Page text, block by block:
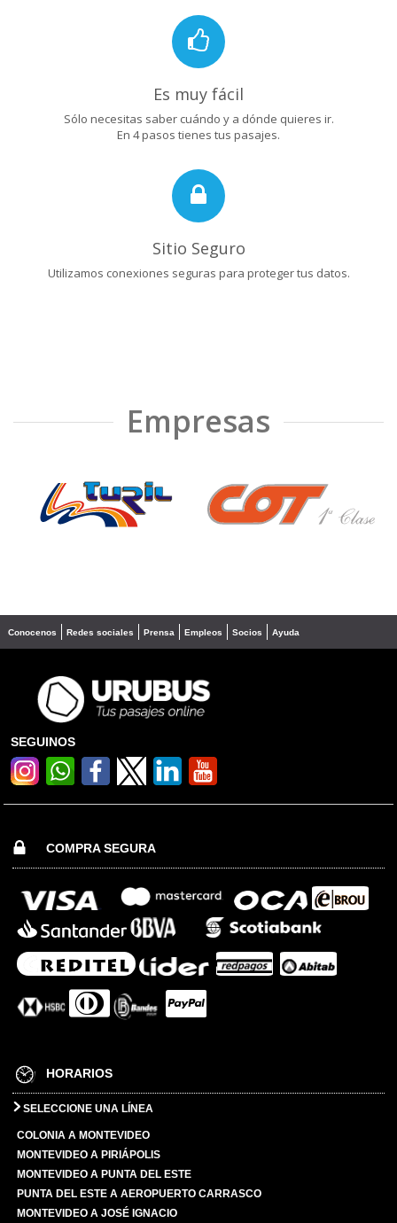
Es muy fácil
Sólo necesitas saber cuándo y a dónde quieres ir.
En 4 pasos tienes tus pasajes.
Sitio Seguro
Utilizamos conexiones seguras para proteger tus datos.
Empresas
❮ ❯
Conocenos Redes sociales Prensa Empleos Socios Ayuda
SEGUINOS
COMPRA SEGURA
HORARIOS
SELECCIONE UNA LÍNEA
COLONIA A MONTEVIDEO
MONTEVIDEO A PIRIÁPOLIS
MONTEVIDEO A PUNTA DEL ESTE
PUNTA DEL ESTE A AEROPUERTO CARRASCO
MONTEVIDEO A JOSÉ IGNACIO